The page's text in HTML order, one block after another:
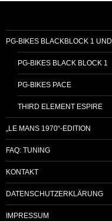
PG-BIKES BLACKBLOCK 1
PG-BIKES BLACK BLOCK 1
PG-BIKES PACE
THIRD ELEMENT ESPIRE
„LE MANS 1970“-EDITION
FAQ: TUNING
KONTAKT
DATENSCHUTZERKLÄRUNG
IMPRESSUM